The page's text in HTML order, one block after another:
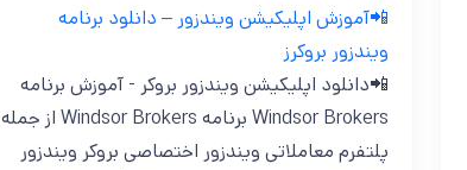
📲آموزش اپلیکیشن ویندزور – دانلود برنامه
ویندزور بروکرز
📲دانلود اپلیکیشن ویندزور بروکر - آموزش برنامه
Windsor Brokers برنامه Windsor Brokers از جمله
پلتفرم معاملاتی ویندزور اختصاصی بروکر ویندزور